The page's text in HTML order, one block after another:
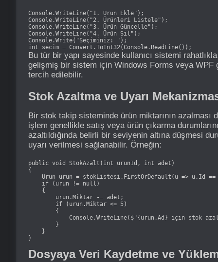
Console.WriteLine("1. Ürün Ekle");
Console.WriteLine("2. Ürünleri Listele");
Console.WriteLine("3. Ürün Güncelle");
Console.WriteLine("4. Ürün Sil");
Console.Write("Seçiminiz: ");
int secim = Convert.ToInt32(Console.ReadLine());
Bu tür bir yapı sayesinde kullanıcı sistemi
gelişmiş bir sistem için Windows Forms veya WPF
tercih edilebilir.
Stok Azaltma ve Uyarı
Bir stok takip sisteminde ürün miktarının azalması
işlem genellikle satış veya ürün çıkarma
azaltıldığında belirli bir seviyenin altına düşmesi
uyarı verilmesi sağlanabilir. Örneğin:
public void StokAzalt(int urunId, int adet)
{
Urun urun = stokListesi.FirstOrDefault(u => u.Id ==
    if (urun != null)
    {
        urun.Miktar -= adet;
        if (urun.Miktar <= 5)
        {
Console.WriteLine($"{urun.Ad} için stok
        }
    }
}
Dosyaya Veri Kaydetme ve